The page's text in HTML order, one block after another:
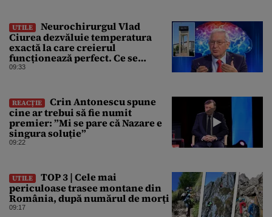
UTILE
Neurochirurgul Vlad
Ciurea dezvăluie temperatura
exactă la care creierul
funcționează perfect. Ce se
întâmplă când afară sunt peste 35
09:33
REACȚIE
Crin Antonescu spune
cine ar trebui să fie numit
premier: ”Mi se pare că Nazare e
singura soluție”
09:22
UTILE
TOP 3 | Cele mai
periculoase trasee montane din
România, după numărul de morți
09:17